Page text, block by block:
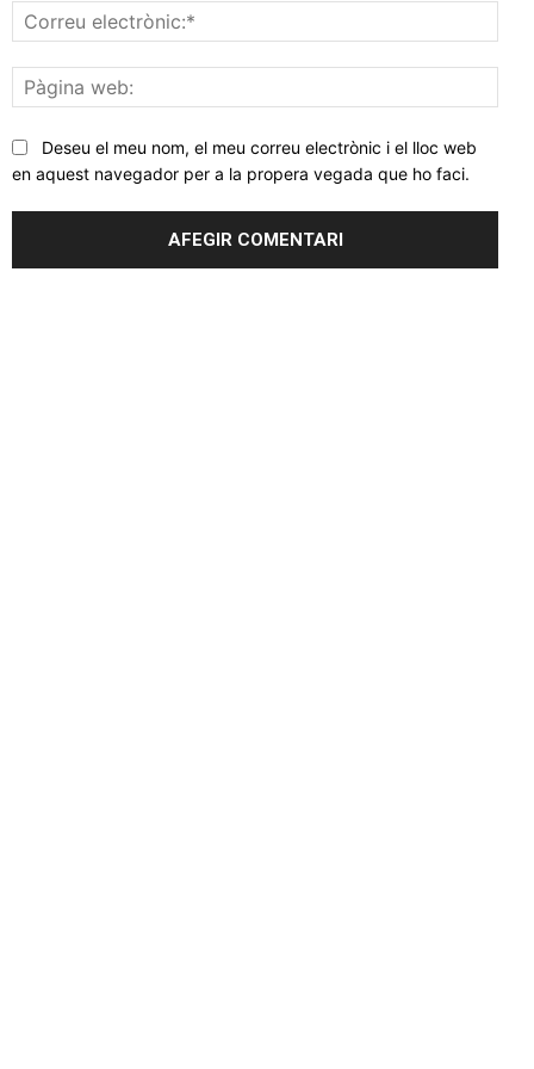
web:
Deseu el meu nom, el meu correu electrònic i el lloc web
en aquest navegador per a la propera vegada que ho faci.